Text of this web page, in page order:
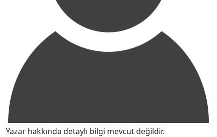
Yazar hakkında detaylı bilgi mevcut değildir.